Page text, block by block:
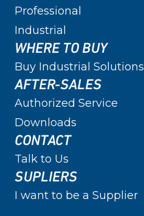
Professional
Industrial
WHERE TO BUY
Buy Industrial Solutions
AFTER-SALES
Authorized Service
Downloads
CONTACT
Talk to Us
SUPLIERS
I want to be a Supplier